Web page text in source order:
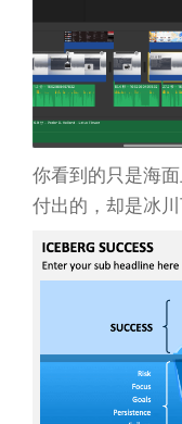
你看到的只是海
付出的，却是冰